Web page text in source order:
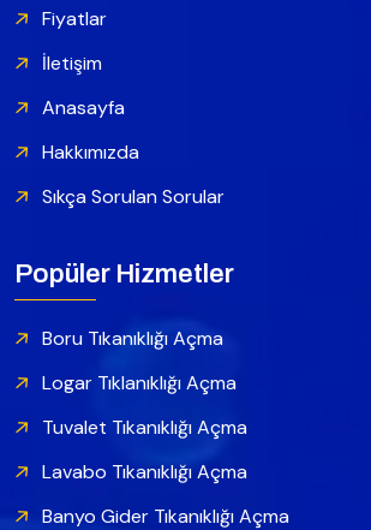
Fiyatlar
İletişim
Anasayfa
Hakkımızda
Sıkça Sorulan Sorular
Popüler Hizmetler
Boru Tıkanıklığı Açma
Logar Tıklanıklığı Açma
Tuvalet Tıkanıklığı Açma
Lavabo Tıkanıklığı Açma
Banyo Gider Tıkanıklığı Açma